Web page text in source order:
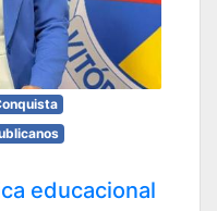
educacional